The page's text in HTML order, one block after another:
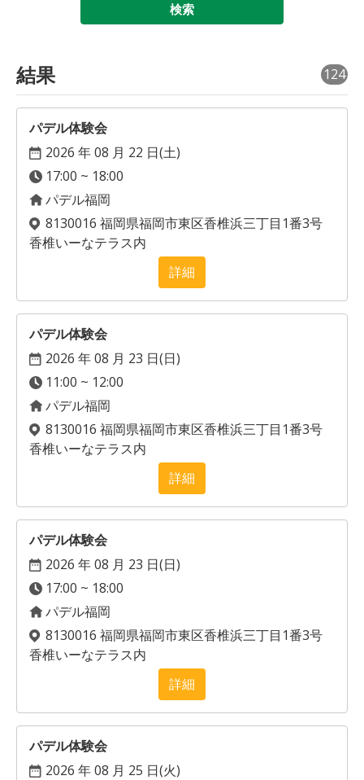
結果 124
パデル体験会
2026 年 08 月 22 日(土)
17:00 ~ 18:00
パデル福岡
8130016 福岡県福岡市東区香椎浜三丁目1番3号
香椎いーなテラス内
詳細
パデル体験会
2026 年 08 月 23 日(日)
11:00 ~ 12:00
パデル福岡
8130016 福岡県福岡市東区香椎浜三丁目1番3号
香椎いーなテラス内
詳細
パデル体験会
2026 年 08 月 23 日(日)
17:00 ~ 18:00
パデル福岡
8130016 福岡県福岡市東区香椎浜三丁目1番3号
香椎いーなテラス内
詳細
パデル体験会
2026 年 08 月 25 日(火)